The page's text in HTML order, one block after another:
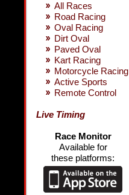
All Races
Road Racing
Oval Racing
Dirt Oval
Paved Oval
Kart Racing
Motorcycle Racing
Active Sports
Remote Control
Live Timing
Race Monitor
Available for
these platforms: